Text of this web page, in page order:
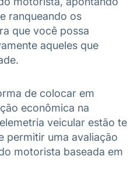
ranqueando os
que você possa
aqueles que
de colocar em
econômica na
veicular estão te
permitir uma avaliação
motorista baseada em